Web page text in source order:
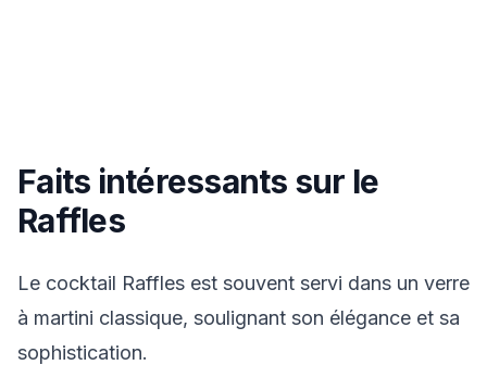
Faits intéressants sur le
Raffles
Le cocktail Raffles est souvent servi dans un verre
à martini classique, soulignant son élégance et sa
sophistication.